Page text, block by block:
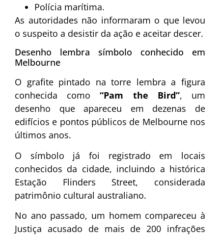
Polícia marítima.
As autoridades não informaram o que levou
o suspeito a desistir da ação e aceitar descer.
Desenho lembra símbolo conhecido em
Melbourne
O grafite pintado na torre lembra a figura
conhecida como“Pam the Bird”, um
desenho que apareceu em dezenas de
edifícios e pontos públicos de Melbourne nos
últimos anos.
O símbolo já foi registrado em locais
conhecidos da cidade, incluindo a histórica
Estação Flinders Street, considerada
patrimônio cultural australiano.
No ano passado, um homem compareceu à
Justiça acusado de mais de 200 infrações